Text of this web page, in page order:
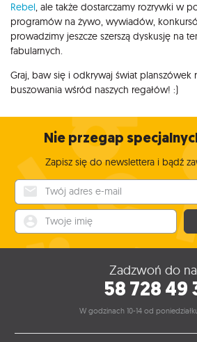
Rebel, ale także dostarczamy rozrywki w
programów na żywo, wywiadów,
prowadzimy jeszcze szerszą dyskusję na
fabularnych.
Graj, baw się i odkrywaj świat planszówek
buszowania wśród naszych regałów! :)
Nie przegap
Zapisz się do newslettera i bądź
Zadzwoń do
58 728 49
W godzinach 10-14 od